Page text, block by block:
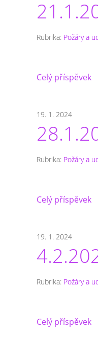
Rubrika: Požáry a
Celý příspěvek
19. 1. 2024
Rubrika: Požáry a
Celý příspěvek
19. 1. 2024
Rubrika: Požáry a
Celý příspěvek